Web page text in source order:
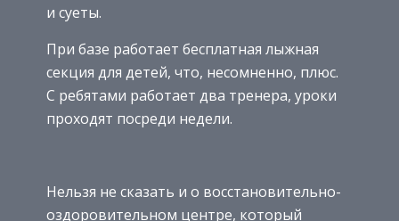
и суеты.
При базе работает бесплатная лыжная
секция для детей, что, несомненно, плюс.
С ребятами работает два тренера, уроки
проходят посреди недели.
Нельзя не сказать и о восстановительно-
оздоровительном центре, который